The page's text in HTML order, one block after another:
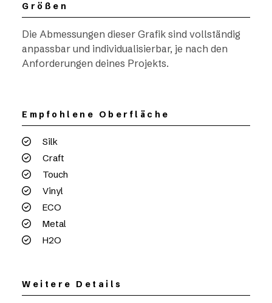
Größen
Die Abmessungen dieser Grafik sind vollständig
anpassbar und individualisierbar, je nach den
Anforderungen deines Projekts.
Empfohlene Oberfläche
Silk
Craft
Touch
Vinyl
ECO
Metal
H2O
Weitere Details